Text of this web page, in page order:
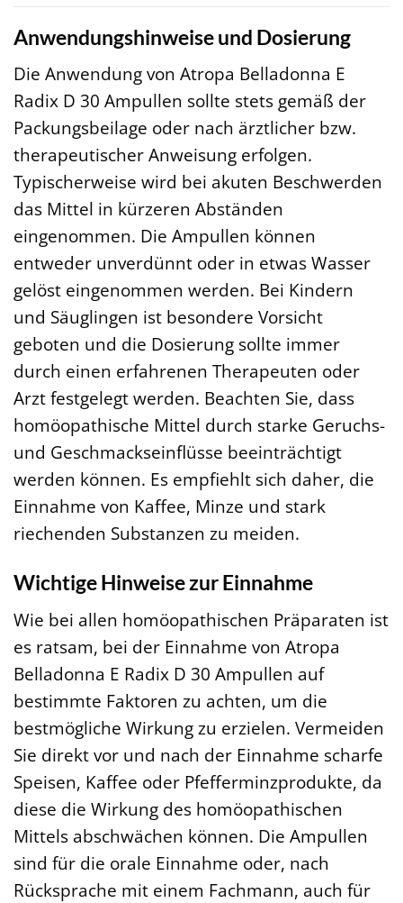
Anwendungshinweise und Dosierung
Die Anwendung von Atropa Belladonna E
Radix D 30 Ampullen sollte stets gemäß der
Packungsbeilage oder nach ärztlicher bzw.
therapeutischer Anweisung erfolgen.
Typischerweise wird bei akuten Beschwerden
das Mittel in kürzeren Abständen
eingenommen. Die Ampullen können
entweder unverdünnt oder in etwas Wasser
gelöst eingenommen werden. Bei Kindern
und Säuglingen ist besondere Vorsicht
geboten und die Dosierung sollte immer
durch einen erfahrenen Therapeuten oder
Arzt festgelegt werden. Beachten Sie, dass
homöopathische Mittel durch starke Geruchs-
und Geschmackseinflüsse beeinträchtigt
werden können. Es empfiehlt sich daher, die
Einnahme von Kaffee, Minze und stark
riechenden Substanzen zu meiden.
Wichtige Hinweise zur Einnahme
Wie bei allen homöopathischen Präparaten ist
es ratsam, bei der Einnahme von Atropa
Belladonna E Radix D 30 Ampullen auf
bestimmte Faktoren zu achten, um die
bestmögliche Wirkung zu erzielen. Vermeiden
Sie direkt vor und nach der Einnahme scharfe
Speisen, Kaffee oder Pfefferminzprodukte, da
diese die Wirkung des homöopathischen
Mittels abschwächen können. Die Ampullen
sind für die orale Einnahme oder, nach
Rücksprache mit einem Fachmann, auch für